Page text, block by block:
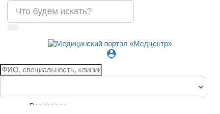
person_pin
Все города